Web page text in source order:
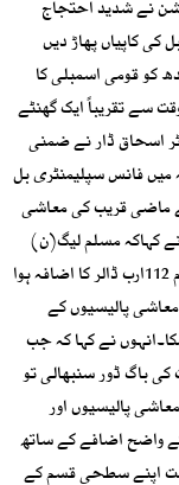
نے شدید احتجاج
کی کاپیاں پھاڑ دیں
کو قومی اسمبلی کا
سے تقریباً ایک گھنٹے
اسحاق ڈار نے ضمنی
کہ میں فانس سپلیمنٹری بل
ماضی قریب کی معاشی
کہاکہ مسلم لیگ(ن)
کے پانچ سالہ دور میں مجموعی قومی پیداوار کے حجم 112ارب ڈالر کا اضافہ ہوا
پالیسیوں کے
ہو سکا۔انہوں نے کہا کہ جب
کی باگ ڈور سنبھالی تو
مضبوط معاشی پالیسیوں اور
شریف کے وڑن کی بدولت یہ 379 ڈالر کے واضح اضافے کے ساتھ
اپنے سطحی قسم کے